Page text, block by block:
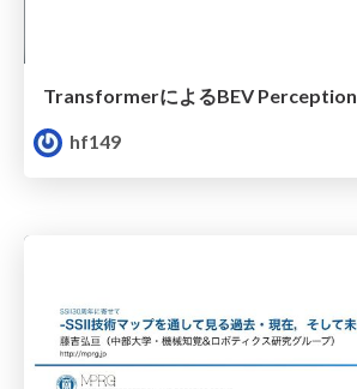
TransformerによるBEV Perception
hf149